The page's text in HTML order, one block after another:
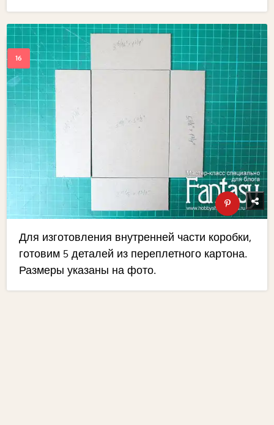
Для изготовления внутренней части коробки,
готовим 5 деталей из переплетного картона.
Размеры указаны на фото.